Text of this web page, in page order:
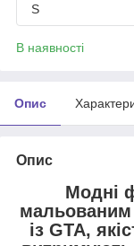
S
В наявності
Опис
Опис
Модні
мальованим
із GTA,